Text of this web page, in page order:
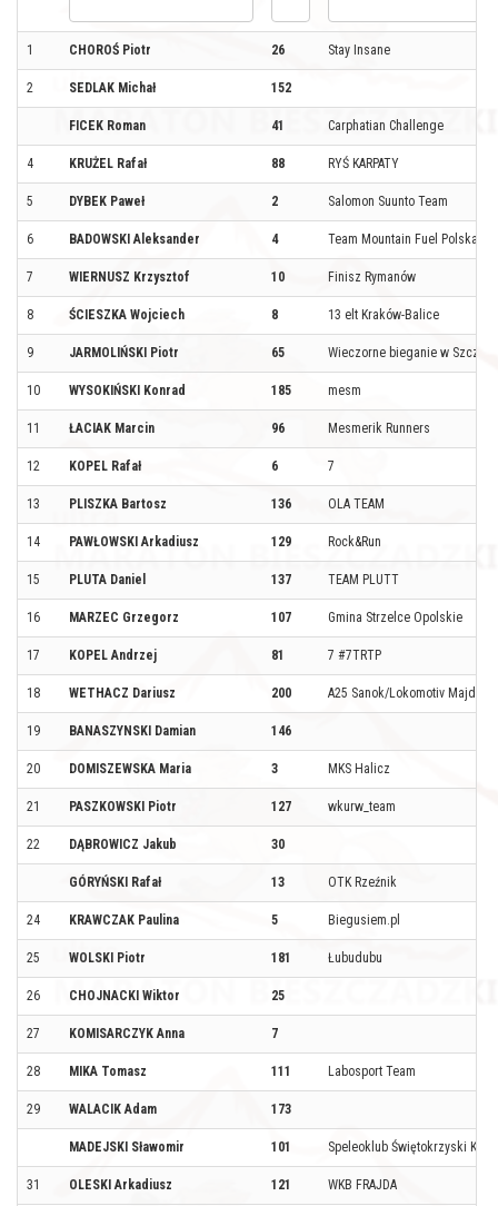
1 CHOROŚ Piotr 26 Stay Insane
2 SEDLAK Michał 152
FICEK Roman 41 Carphatian Challenge
4 KRUŻEL Rafał 88 RYŚ KARPATY
5 DYBEK Paweł 2 Salomon Suunto Team
6 BADOWSKI Aleksander 4 Team Mountain Fuel Polska
7 WIERNUSZ Krzysztof 10 Finisz Rymanów
8 ŚCIESZKA Wojciech 8 13 elt Kraków-Balice
9 JARMOLIŃSKI Piotr 65 Wieczorne bieganie w
10 WYSOKIŃSKI Konrad 185 mesm
11 ŁACIAK Marcin 96 Mesmerik Runners
12 KOPEL Rafał 6 7
13 PLISZKA Bartosz 136 OLA TEAM
14 PAWŁOWSKI Arkadiusz 129 Rock&Run
15 PLUTA Daniel 137 TEAM PLUTT
16 MARZEC Grzegorz 107 Gmina Strzelce Opolskie
17 KOPEL Andrzej 81 7 #7TRTP
18 WETHACZ Dariusz 200 A25 Sanok/Lokomotiv Majdan
19 BANASZYNSKI Damian 146
20 DOMISZEWSKA Maria 3 MKS Halicz
21 PASZKOWSKI Piotr 127 wkurw_team
22 DĄBROWICZ Jakub 30
GÓRYŃSKI Rafał 13 OTK Rzeźnik
24 KRAWCZAK Paulina 5 Biegusiem.pl
25 WOLSKI Piotr 181 Łubudubu
26 CHOJNACKI Wiktor 25
27 KOMISARCZYK Anna 7
28 MIKA Tomasz 111 Labosport Team
29 WALACIK Adam 173
MADEJSKI Sławomir 101 Speleoklub Świętokrzyski
31 OLESKI Arkadiusz 121 WKB FRAJDA